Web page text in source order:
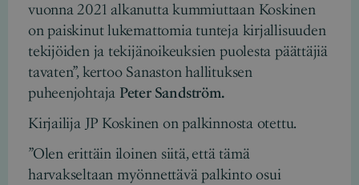
vuonna 2021 alkanutta kummiuttaan Koskinen
on paiskinut lukemattomia tunteja kirjallisuuden
tekijöiden ja tekijänoikeuksien puolesta päättäjiä
tavaten”, kertoo Sanaston hallituksen
puheenjohtaja Peter Sandström.
Kirjailija JP Koskinen on palkinnosta otettu.
”Olen erittäin iloinen siitä, että tämä
harvakseltaan myönnettävä palkinto osui